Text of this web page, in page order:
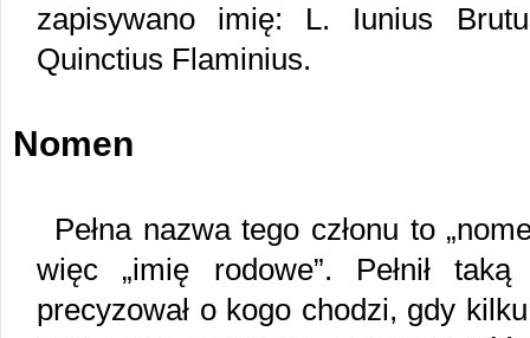
zapisywano imię: L. Iunius
Quinctius Flaminius.
Nomen
Pełna nazwa tego członu to
więc „imię rodowe”. Pełnił
precyzował o kogo chodzi, gdy